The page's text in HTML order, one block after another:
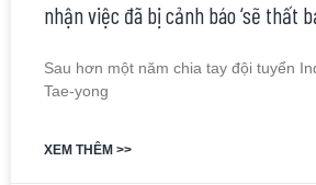
nhận việc đã bị cảnh báo ‘sẽ thất
Sau hơn một năm chia tay đội tuyển
Tae-yong
XEM THÊM >>